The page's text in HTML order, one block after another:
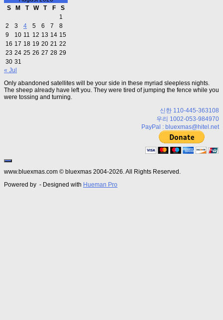
S
M T W T F
S
1
2
3 4 5 6 7
8
9
10 11 12 13 14 15
16 17 18 19 20 21 22
23 24 25 26 27 28 29
30 31
« Jul
Only abandoned satellites will be your side in these myriad sleepless nights.
The sheep already have left you. They were tired of jumping the fence while you
were tossing and turning.
신한 110-445-363108
우리 1002-053-984970
PayPal : bluexmas@hitel.net
www.bluexmas.com © bluexmas 2004-2026. All Rights Reserved.
Powered by - Designed with Hueman Pro